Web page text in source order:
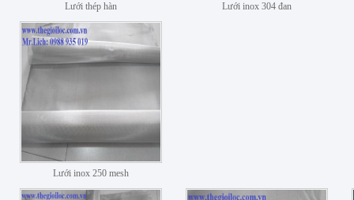
Lưới thép hàn Lưới inox 304 đan
Lưới inox 250 mesh